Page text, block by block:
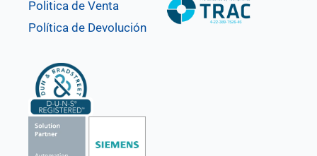
Politica de Venta
Política de Devolución